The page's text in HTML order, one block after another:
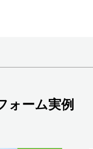
ォーム実例